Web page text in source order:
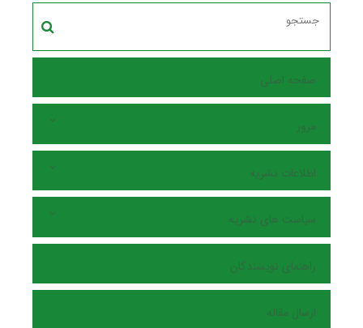
صفحه اصلی
مرور
اطلاعات نشریه
سیاست های نشریه
راهنمای نویسندگان
ارسال مقاله